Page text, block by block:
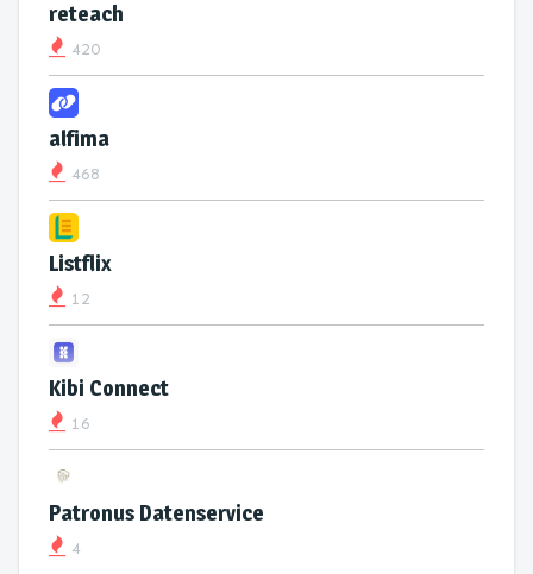
reteach
420
alfima
468
Listflix
12
Kibi Connect
16
Patronus Datenservice
4